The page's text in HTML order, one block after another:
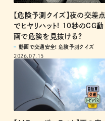
【危険予測クイズ】夜の交差点
でヒヤリハット! 10秒のCG動
画で危険を見抜ける?
動画で交通安全! 危険予測クイズ
2026.07.15